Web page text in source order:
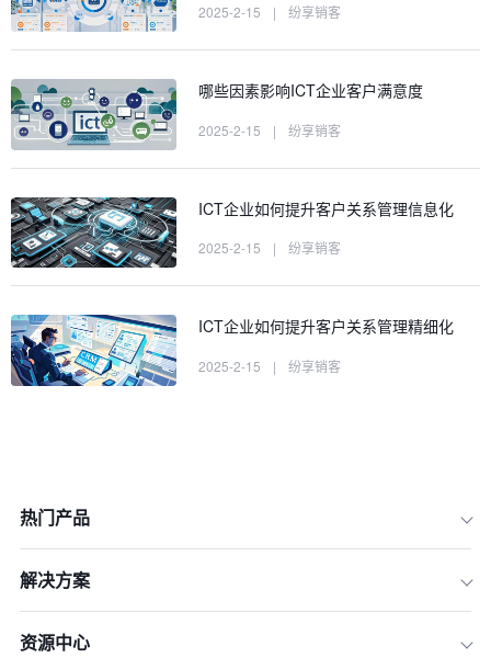
2025-2-15 | 纷享销客
哪些因素影响ICT企业客户满意度
2025-2-15 | 纷享销客
ICT企业如何提升客户关系管理信息化
2025-2-15 | 纷享销客
ICT企业如何提升客户关系管理精细化
2025-2-15 | 纷享销客
热门产品
解决方案
资源中心